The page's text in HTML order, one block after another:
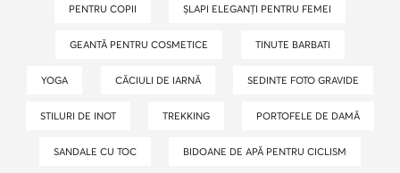
PENTRU COPII ȘLAPI ELEGANȚI PENTRU FEMEI
GEANTĂ PENTRU COSMETICE TINUTE BARBATI
YOGA CĂCIULI DE IARNĂ SEDINTE FOTO GRAVIDE
STILURI DE INOT TREKKING PORTOFELE DE DAMĂ
SANDALE CU TOC BIDOANE DE APĂ PENTRU CICLISM